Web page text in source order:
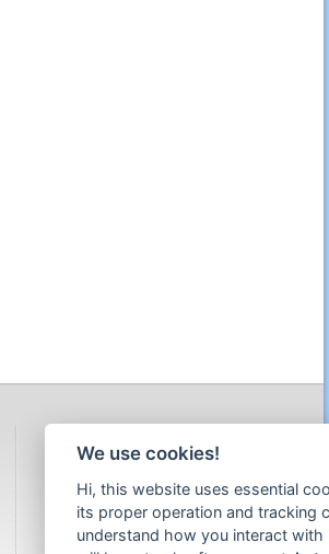
We use cookies!
Hi, this website uses essential
its proper operation and tracking
understand how you interact with